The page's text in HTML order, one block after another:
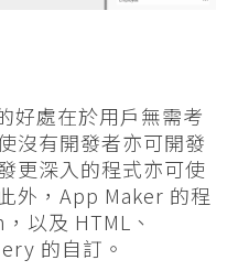
好處在於用戶無需考
沒有開發者亦可開發
更深入的程式亦可使
外，App Maker 的程
以及 HTML、
的自訂。